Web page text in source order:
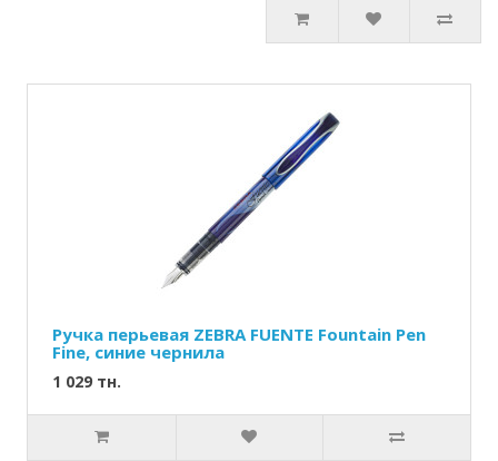
Ручка перьевая ZEBRA FUENTE Fountain Pen
Fine, синие чернила
1 029 тн.